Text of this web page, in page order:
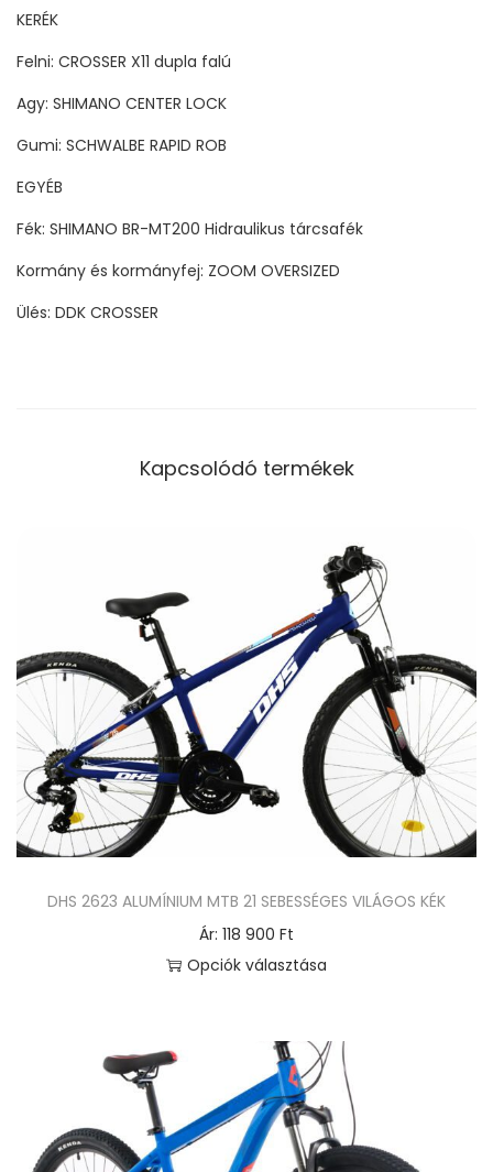
KERÉK
Felni: CROSSER X11 dupla falú
Agy: SHIMANO CENTER LOCK
Gumi: SCHWALBE RAPID ROB
EGYÉB
Fék: SHIMANO BR-MT200 Hidraulikus tárcsafék
Kormány és kormányfej: ZOOM OVERSIZED
Ülés: DDK CROSSER
Kapcsolódó termékek
DHS 2623 ALUMÍNIUM MTB 21 SEBESSÉGES VILÁGOS KÉK
Ár: 118 900 Ft
Opciók választása
e
k
a